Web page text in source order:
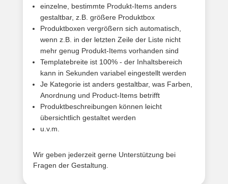
einzelne, bestimmte Produkt-Items anders
gestaltbar, z.B. größere Produktbox
Produktboxen vergrößern sich automatisch,
wenn z.B. in der letzten Zeile der Liste nicht
mehr genug Produkt-Items vorhanden sind
Templatebreite ist 100% - der Inhaltsbereich
kann in Sekunden variabel eingestellt werden
Je Kategorie ist anders gestaltbar, was Farben,
Anordnung und Product-Items betrifft
Produktbeschreibungen können leicht
übersichtlich gestaltet werden
u.v.m.
Wir geben jederzeit gerne Unterstützung bei
Fragen der Gestaltung.